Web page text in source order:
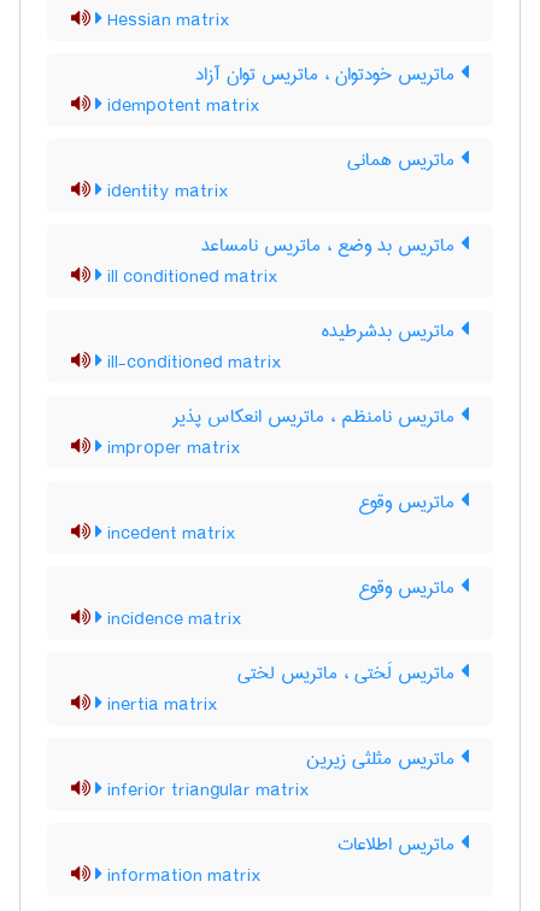
Hessian matrix
ماتریس خودتوان ، ماتریس توان آزاد
idempotent matrix
ماتریس همانی
identity matrix
ماتریس بد وضع ، ماتریس نامساعد
ill conditioned matrix
ماتریس بدشرطیده
ill-conditioned matrix
ماتریس نامنظم ، ماتریس انعکاس پذیر
improper matrix
ماتریس وقوع
incedent matrix
ماتریس وقوع
incidence matrix
ماتریس لَختی ، ماتریس لختی
inertia matrix
ماتریس مثلثی زیرین
inferior triangular matrix
ماتریس اطلاعات
information matrix